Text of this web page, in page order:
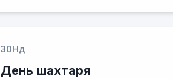
30Нд
День шахтаря